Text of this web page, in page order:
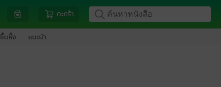
ตะกร้า
นหิ้ง แนะนำ